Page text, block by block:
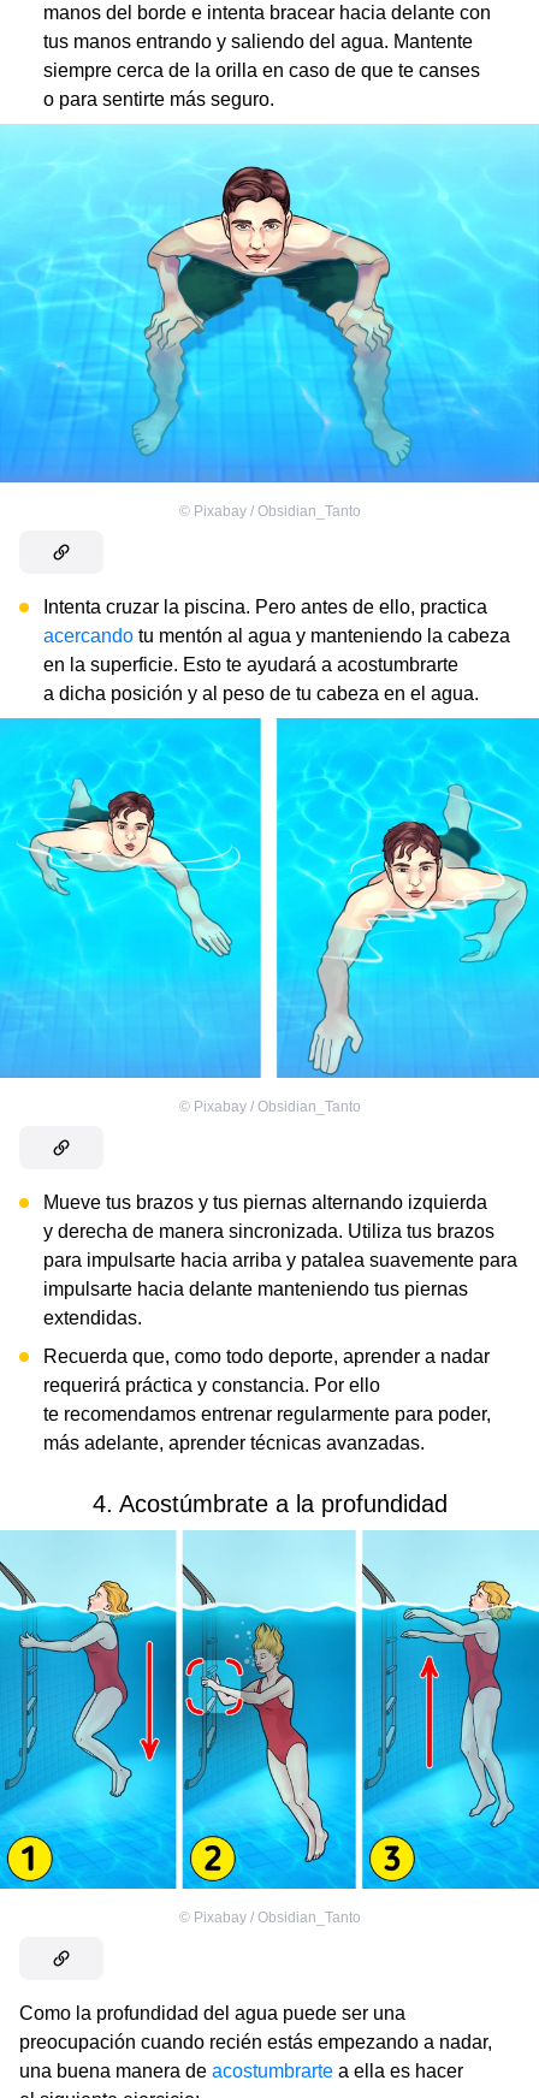
manos del borde e intenta bracear hacia delante con
tus manos entrando y saliendo del agua. Mantente
siempre cerca de la orilla en caso de que te canses
o para sentirte más seguro.
© Pixabay / Obsidian_Tanto
Intenta cruzar la piscina. Pero antes de ello, practica
acercando tu mentón al agua y manteniendo la cabeza
en la superficie. Esto te ayudará a acostumbrarte
a dicha posición y al peso de tu cabeza en el agua.
© Pixabay / Obsidian_Tanto
Mueve tus brazos y tus piernas alternando izquierda
y derecha de manera sincronizada. Utiliza tus brazos
para impulsarte hacia arriba y patalea suavemente para
impulsarte hacia delante manteniendo tus piernas
extendidas.
Recuerda que, como todo deporte, aprender a nadar
requerirá práctica y constancia. Por ello
te recomendamos entrenar regularmente para poder,
más adelante, aprender técnicas avanzadas.
4. Acostúmbrate a la profundidad
© Pixabay / Obsidian_Tanto
Como la profundidad del agua puede ser una
preocupación cuando recién estás empezando a nadar,
una buena manera de acostumbrarte a ella es hacer